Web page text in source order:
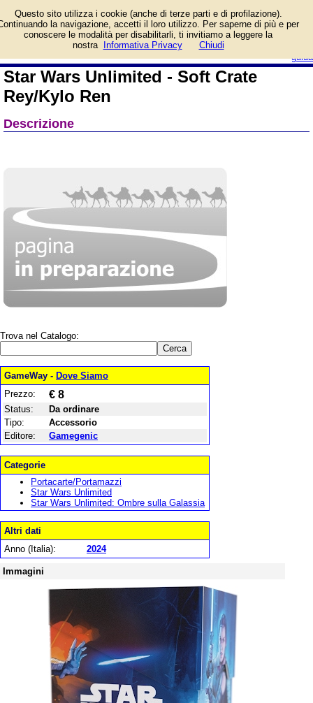
guida
Unlimited - Soft Crate
Rey/Kylo Ren e prezzo di
vendita. Prodotto da Gamegenic
Star Wars Unlimited - Soft Crate
Rey/Kylo Ren
Descrizione
Trova nel Catalogo:
GameWay - Dove Siamo
Prezzo:
€ 8
Status:
Da ordinare
Tipo:
Accessorio
Editore:
Gamegenic
Categorie
Portacarte/Portamazzi
Star Wars Unlimited
Star Wars Unlimited: Ombre sulla Galassia
Altri dati
Anno (Italia):
2024
Immagini
Questo sito utilizza i cookie (anche di terze parti e di profilazione).
la navigazione, accetti il loro utilizzo. Per saperne di più e per
conoscere le modalità per disabilitarli, ti invitiamo a leggere la
nostra
Informativa Privacy Chiudi